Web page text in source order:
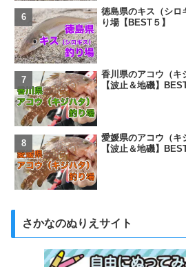
徳島県のキス（シロ
り場【BEST５】
香川県のアコウ（キ
【波止＆地磯】
愛媛県のアコウ（キ
【波止＆地磯】
さかなのぬりえサイト